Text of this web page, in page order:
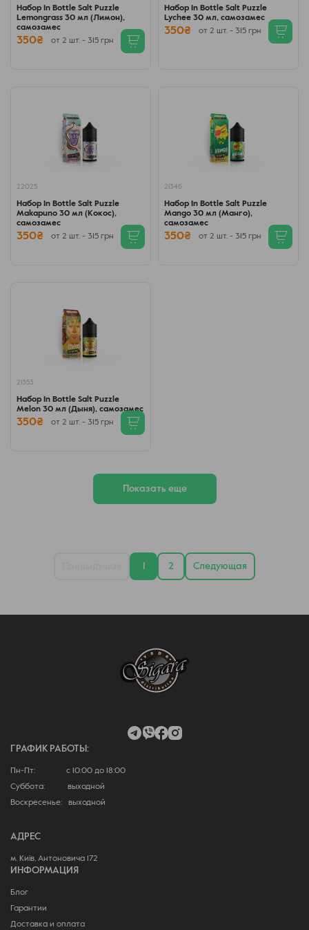
Набор In Bottle Salt Puzzle
Lemongrass 30 мл (Лимон),
самозамес
350₴ от 2 шт. - 315 грн
Набор In Bottle Salt Puzzle
Lychee 30 мл, самозамес
350₴ от 2 шт. - 315 грн
22025
Набор In Bottle Salt Puzzle
Makapuno 30 мл (Кокос),
самозамес
350₴ от 2 шт. - 315 грн
21346
Набор In Bottle Salt Puzzle
Mango 30 мл (Манго),
самозамес
350₴ от 2 шт. - 315 грн
21353
Набор In Bottle Salt Puzzle
Melon 30 мл (Дыня), самозамес
350₴ от 2 шт. - 315 грн
Показать еще
2 Следующая
ГРАФИК РАБОТЫ:
Пн-Пт: с 10:00 до 18:00
Суббота: выходной
Воскресенье: выходной
АДРЕС
м. Київ, Антоновича 172
ИНФОРМАЦИЯ
Блог
Гарантии
Доставка и оплата